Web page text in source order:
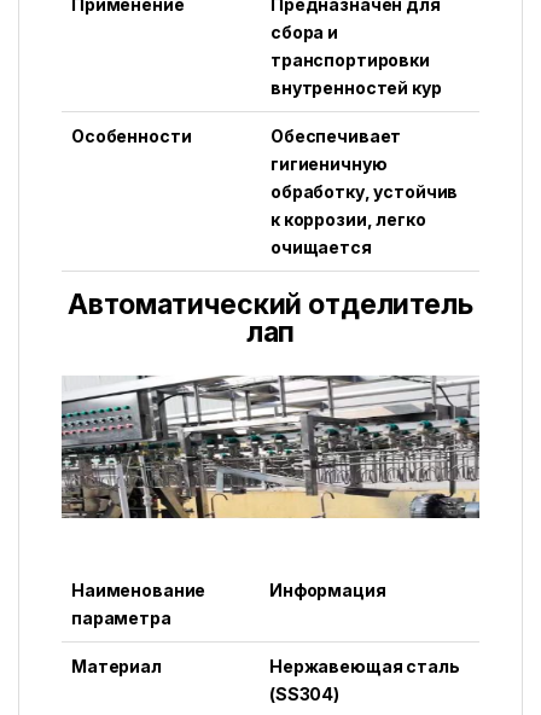
сбора и
транспортировки
внутренностей кур
Особенности
Обеспечивает
гигиеничную
обработку, устойчив
к коррозии, легко
очищается
Автоматический отделитель
лап
Наименование
параметра
Информация
Материал
Нержавеющая сталь
(SS304)